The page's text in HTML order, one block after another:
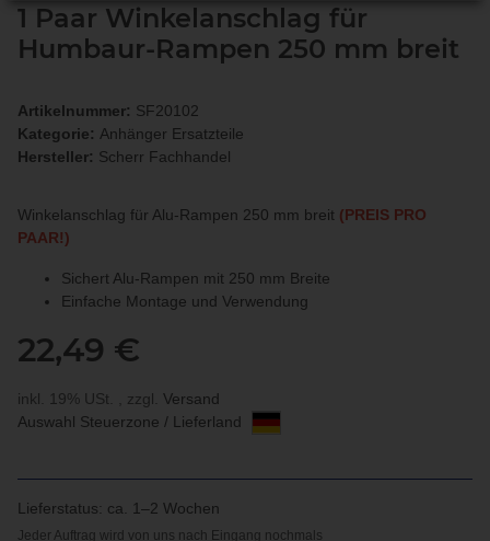
1 Paar Winkelanschlag für
Humbaur-Rampen 250 mm breit
Artikelnummer: SF20102
Kategorie: Anhänger Ersatzteile
Hersteller: Scherr Fachhandel
Winkelanschlag für Alu-Rampen 250 mm breit (PREIS PRO
PAAR!)
Sichert Alu-Rampen mit 250 mm Breite
Einfache Montage und Verwendung
22,49 €
inkl. 19% USt. , zzgl. Versand
Auswahl Steuerzone / Lieferland
Lieferstatus: ca. 1–2 Wochen